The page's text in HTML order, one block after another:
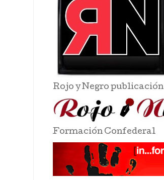
Rojo y Negro publicación
Formación Confederal